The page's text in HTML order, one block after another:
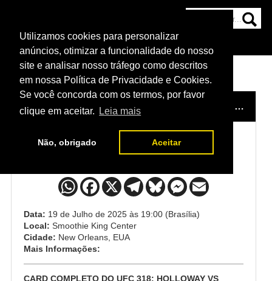
Utilizamos cookies para personalizar
anúncios, otimizar a funcionalidade do nosso
site e analisar nosso tráfego como descritos
em nossa Política de Privacidade e Cookies.
Se você concorda com os termos, por favor
clique em aceitar.
Leia mais
Não, obrigado Aceitar
NOTÍCIAS
HOME EVENTO / UFC 318: HOLLOWAY VS POIRIER 3
UFC 318: Holloway vs Poirier 3
Data: 19 de Julho de 2025 às 19:00 (Brasília)
Local: Smoothie King Center
Cidade: New Orleans, EUA
Mais Informações:
CARD COMPLETO DO UFC 318: HOLLOWAY VS